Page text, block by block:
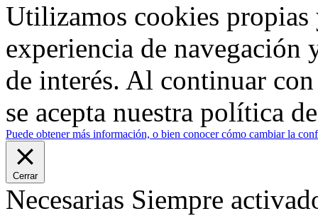
Utilizamos cookies propias
experiencia de
de interés. Al continuar
se acepta nuestra política
Puede obtener más información, o bien conocer cómo cambiar la
Cerrar
Necesarias Siempre